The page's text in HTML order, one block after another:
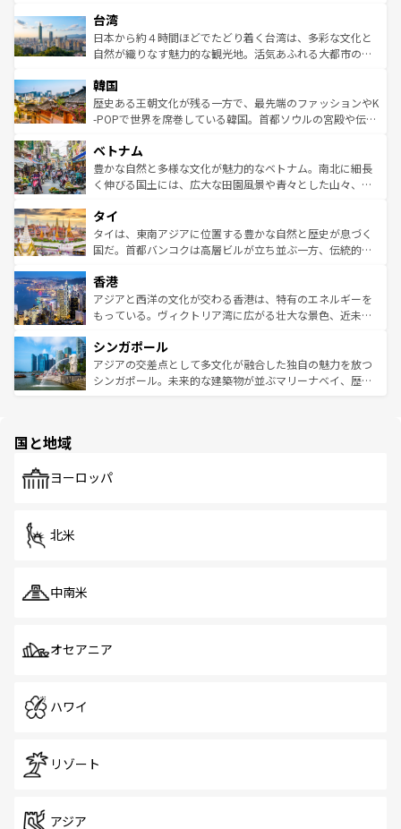
ならではの贅沢な旅のスタイルだ。 なお、新着のアメリカ
情報はコンテンツ一覧を参照してほしい。
れるおもてなしの心で訪れる人々を迎えてくれるハワイの
人々、おいしいローカルフードやハワイアンミュージッ
ク、伝統的なフラダンスなど、すべてがハワイの魅力を彩
ワイを、存分に味わってほしい。 なお、新着のハワイ情報
はコンテンツ一覧を参照してほしい。
リアリーフや大陸中央部にそびえるウルル（エアーズロッ
ク）、タスマニアの美しい原生林やケアンズの熱帯雨林な
ど、見どころがたくさん。また、カフェやワイン、オージ
いる。アクティビティも充実しており、サーフィンやダイ
ビング、ハイキングなど、アウトドア好きにはたまらな
い。オーストラリアの多彩な魅力を存分に味わいつくそ
参照してほしい。
台湾
日本から約４時間ほどでたどり着く台湾は、多彩な文化と
自然が織りなす魅力的な観光地。活気あふれる大都市の台
ン）、静ひつな山岳地帯である台湾東部など、都市の喧騒
と山間の静けさが共存しており、訪れる人に新しい発見と
驚きをもたらしてくれる。また、奥深い台湾の食文化も魅
容にもいいと評判のスイーツなど、バラエティ豊かな料理
が味わえる。 なお、新着の台湾情報は コンテンツ一覧を参
照してほしい。
韓国
歴史ある王朝文化が残る一方で、最先端のファッションやK
-POPで世界を席巻している韓国。首都ソウルの宮殿や伝統
き、地方に足を延ばせば四季折々の自然美を楽しむことが
できる。そして、キムチや焼肉、絶品のストリートフード
まで、さまざまな韓国料理が待っている。夜には、韓国な
リティに包まれながら、韓国の多彩な魅力を心ゆくまで味
わってみてほしい。 なお、新着の韓国情報はコンテンツ一
覧を参照してほしい。
ベトナム
豊かな自然と多様な文化が魅力的なベトナム。南北に細長
く伸びる国土には、広大な田園風景や青々とした山々、世
急速な発展と共に伝統が息づく。ハノイの古い町並みやホ
ーチミン市のフランス統治時代の建物も、独特の雰囲気を
醸し出している。また、バラエティの豊かさとおいしさで
とつ。フォーやバインミー、ベトナムコーヒーなどは、ぜ
ひ現地で味わいたい。どの地域を訪れてもあたたかい人々
が旅行者を迎えてくれるので、きっと忘れられない旅にな
参照してほしい。
タイ
タイは、東南アジアに位置する豊かな自然と歴史が息づく
国だ。首都バンコクは高層ビルが立ち並ぶ一方、伝統的な
の活気が交差している。北部ではチェンマイなどの山岳地
帯で自然と触れ合い、南部ではプーケットやクラビの美し
いビーチでリゾート気分を楽しむことができる。タイ料理
激する。気候は一年中温暖で、どの季節にも異なる楽しみ
が待っている。親しみやすいタイの人々、仏教を中心とし
た文化、そして多様な観光資源が、訪れる旅人を魅了し続
香港
アジアと西洋の文化が交わる香港は、特有のエネルギーを
もっている。ヴィクトリア湾に広がる壮大な景色、近未来
み、どこを訪れても感動するはず。観光スポットが密集し
ており、効率よく見どころを回れるのも魅力。息をのむよ
うな絶景から文化的な体験まで、香港を存分に楽しみ尽く
シンガポール
アジアの交差点として多文化が融合した独自の魅力を放つ
シンガポール。未来的な建築物が並ぶマリーナベイ、歴史
で、ホーカーズは地元の風情を楽しめる外せないスポット
国と地域
ヨーロッパ
北米
中南米
オセアニア
ハワイ
リゾート
アジア